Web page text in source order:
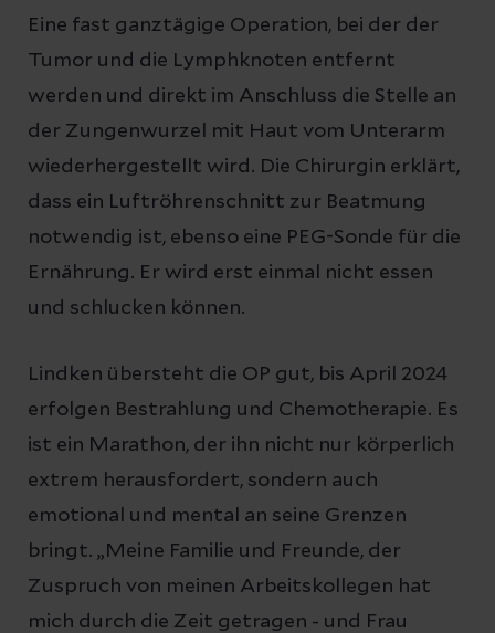
Eine fast ganztägige Operation, bei der der
Tumor und die Lymphknoten entfernt
werden und direkt im Anschluss die Stelle an
der Zungenwurzel mit Haut vom Unterarm
wiederhergestellt wird. Die Chirurgin erklärt,
dass ein Luftröhrenschnitt zur Beatmung
notwendig ist, ebenso eine PEG-Sonde für die
Ernährung. Er wird erst einmal nicht essen
und schlucken können.
Lindken übersteht die OP gut, bis April 2024
erfolgen Bestrahlung und Chemotherapie. Es
ist ein Marathon, der ihn nicht nur körperlich
extrem herausfordert, sondern auch
emotional und mental an seine Grenzen
bringt. „Meine Familie und Freunde, der
Zuspruch von meinen Arbeitskollegen hat
mich durch die Zeit getragen - und Frau